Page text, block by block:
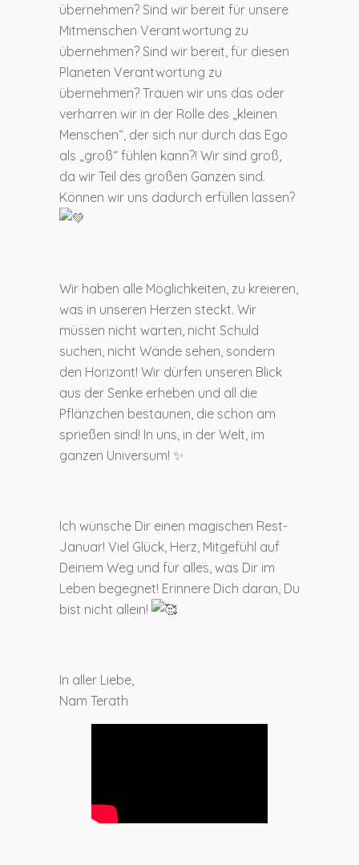
übernehmen? Sind wir bereit für unsere
Mitmenschen Verantwortung zu
übernehmen? Sind wir bereit, für diesen
Planeten Verantwortung zu
übernehmen? Trauen wir uns das oder
verharren wir in der Rolle des „kleinen
Menschen“, der sich nur durch das Ego
als „groß“ fühlen kann?! Wir sind groß,
da wir Teil des großen Ganzen sind.
Können wir uns dadurch erfüllen lassen?
Wir haben alle Möglichkeiten, zu kreieren,
was in unseren Herzen steckt. Wir
müssen nicht warten, nicht Schuld
suchen, nicht Wände sehen, sondern
den Horizont! Wir dürfen unseren Blick
aus der Senke erheben und all die
Pflänzchen bestaunen, die schon am
sprießen sind! In uns, in der Welt, im
ganzen Universum! ✨
Ich wünsche Dir einen magischen Rest-
Januar! Viel Glück, Herz, Mitgefühl auf
Deinem Weg und für alles, was Dir im
Leben begegnet! Erinnere Dich daran, Du
bist nicht allein!
In aller Liebe,
Nam Terath